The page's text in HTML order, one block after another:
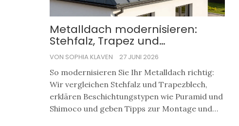
Metalldach modernisieren:
Stehfalz, Trapez und
Beschichtung im Vergleich
VON SOPHIA KLAVEN 27 JUNI 2026
So modernisieren Sie Ihr Metalldach richtig:
Wir vergleichen Stehfalz und Trapezblech,
erklären Beschichtungstypen wie Puramid und
Shimoco und geben Tipps zur Montage und